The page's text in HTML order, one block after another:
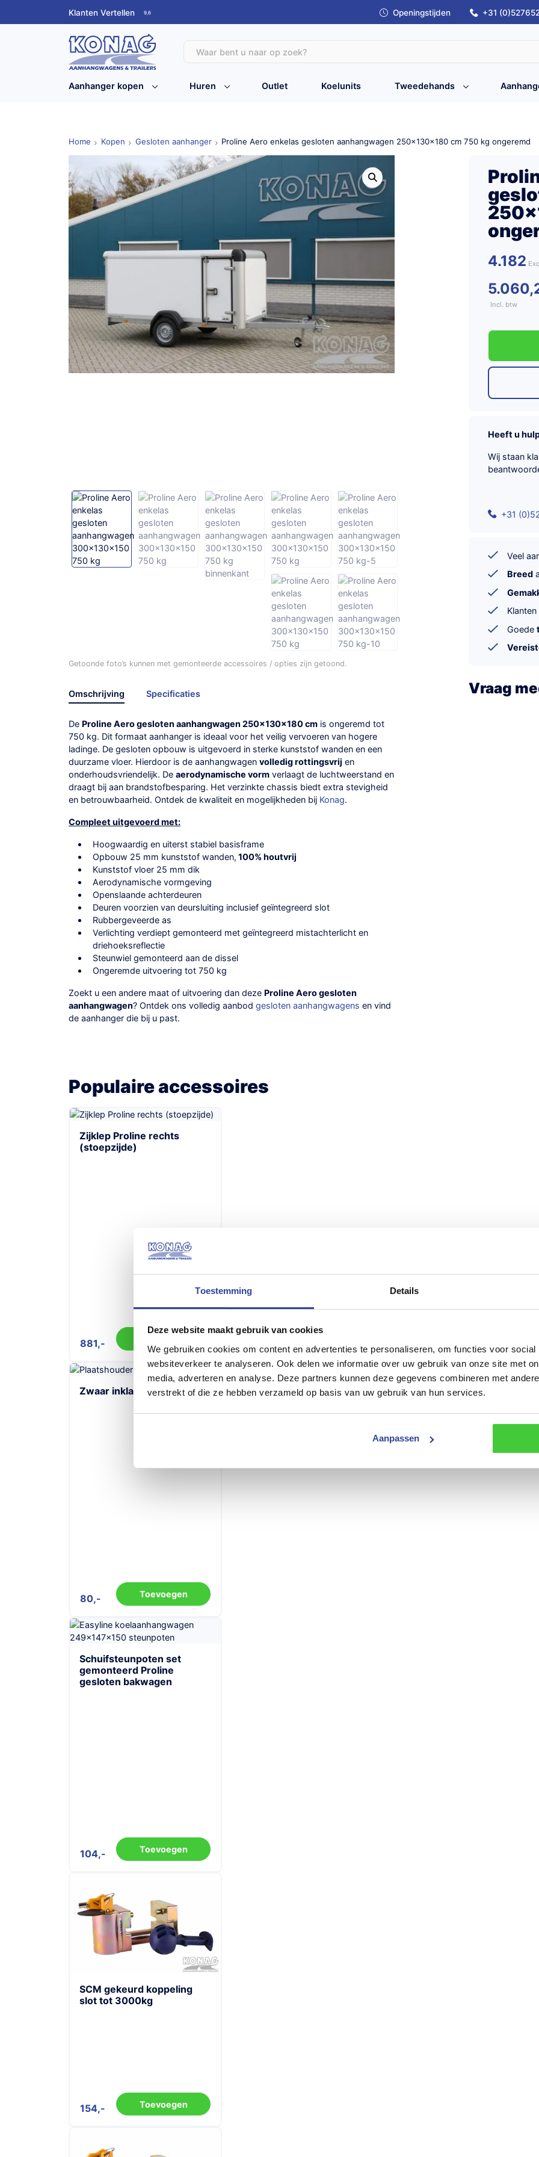
Toestemming Details
Deze website maakt gebruik van cookies
We gebruiken cookies om content en advertenties te personaliseren, om functies voor
websiteverkeer te analyseren. Ook delen we informatie over uw gebruik van onze site met
media, adverteren en analyse. Deze partners kunnen deze gegevens combineren met
verstrekt of die ze hebben verzameld op basis van uw gebruik van hun services.
Aanpassen
Klanten Vertellen 9,6 Openingstijden +31
Aanhanger kopen Huren Outlet Koelunits Tweedehands
Home Kopen Gesloten aanhanger Proline Aero enkelas gesloten aanhangwagen 250x130x180 cm 750 kg ongeremd
Getoonde foto’s kunnen met gemonteerde accessoires / opties zijn getoond.
Omschrijving Specificaties
De Proline Aero gesloten aanhangwagen 250x130x180 cm is ongeremd tot
750 kg. Dit formaat aanhanger is ideaal voor het veilig vervoeren van hogere
ladinge. De gesloten opbouw is uitgevoerd in sterke kunststof wanden en een
duurzame vloer. Hierdoor is de aanhangwagen volledig rottingsvrij en
onderhoudsvriendelijk. De aerodynamische vorm verlaagt de luchtweerstand en
draagt bij aan brandstofbesparing. Het verzinkte chassis biedt extra stevigheid
en betrouwbaarheid. Ontdek de kwaliteit en mogelijkheden bij Konag.
Compleet uitgevoerd met:
Hoogwaardig en uiterst stabiel basisframe
Opbouw 25 mm kunststof wanden, 100% houtvrij
Kunststof vloer 25 mm dik
Aerodynamische vormgeving
Openslaande achterdeuren
Deuren voorzien van deursluiting inclusief geïntegreerd slot
Rubbergeveerde as
Verlichting verdiept gemonteerd met geïntegreerd mistachterlicht en
driehoeksreflectie
Steunwiel gemonteerd aan de dissel
Ongeremde uitvoering tot 750 kg
Zoekt u een andere maat of uitvoering dan deze Proline Aero gesloten
aanhangwagen? Ontdek ons volledig aanbod gesloten aanhangwagens en vind
de aanhanger die bij u past.
4.182
Incl. btw
Heeft u
Wij staan
+31
Veel
Breed
Goede
Vraag
Populaire accessoires
Zijklep Proline rechts
(stoepzijde)
881
Zwaar inklapbaar neuswiel
80 Toevoegen
Schuifsteunpoten set
gemonteerd Proline
gesloten bakwagen
104 Toevoegen
SCM gekeurd koppeling
slot tot 3000kg
154 Toevoegen